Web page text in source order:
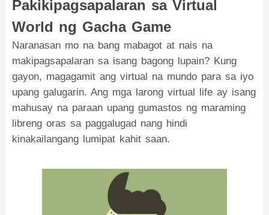
Pakikipagsapalaran sa Virtual
World ng Gacha Game
Naranasan mo na bang mabagot at nais na
makipagsapalaran sa isang bagong lupain? Kung
gayon, magagamit ang virtual na mundo para sa iyo
upang galugarin. Ang mga larong virtual life ay isang
mahusay na paraan upang gumastos ng maraming
libreng oras sa paggalugad nang hindi
kinakailangang lumipat kahit saan.